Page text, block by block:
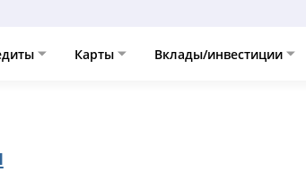
Карты Вклады/инвестиции